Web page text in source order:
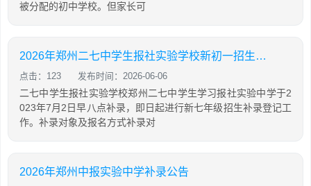
被分配的初中学校。但家长可
2026年郑州二七中学生报社实验学校新初一招生补录登记公告
点击：123 发布时间：2026-06-06
二七中学生报社实验学校郑州二七中学生学习报社实验中学于2
023年7月2日早八点补录，即日起进行新七年级招生补录登记工
作。补录对象及报名方式补录对
2026年郑州中报实验中学补录公告